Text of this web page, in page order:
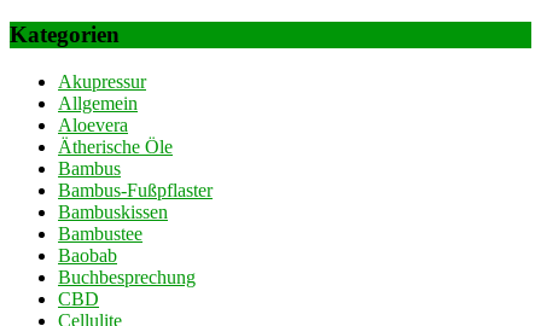
Kategorien
Akupressur
Allgemein
Aloevera
Ätherische Öle
Bambus
Bambus-Fußpflaster
Bambuskissen
Bambustee
Baobab
Buchbesprechung
CBD
Cellulite